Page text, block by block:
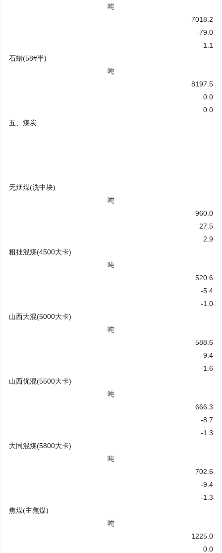
吨
7018.2
-79.0
-1.1
石蜡(58#半)
吨
8197.5
0.0
0.0
五、煤炭
无烟煤(洗中块)
吨
960.0
27.5
2.9
粗拙混煤(4500大卡)
吨
520.6
-5.4
-1.0
山西大混(5000大卡)
吨
588.6
-9.4
-1.6
山西优混(5500大卡)
吨
666.3
-8.7
-1.3
大同混煤(5800大卡)
吨
702.6
-9.4
-1.3
焦煤(主焦煤)
吨
1225.0
0.0